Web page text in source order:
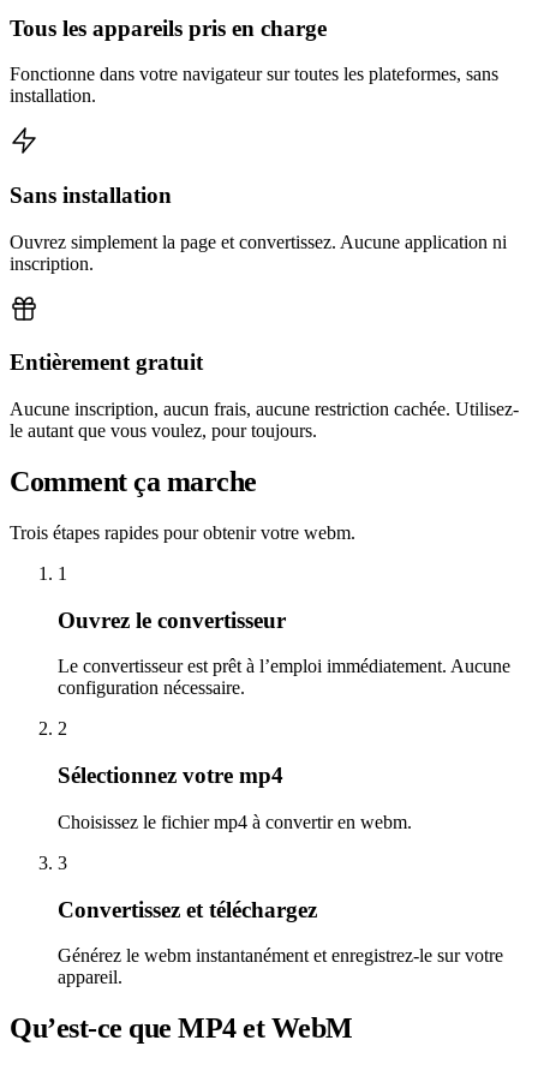
Tous les appareils pris en charge
Fonctionne dans votre navigateur sur toutes les plateformes, sans
installation.
Sans installation
Ouvrez simplement la page et convertissez. Aucune application ni
inscription.
Entièrement gratuit
Aucune inscription, aucun frais, aucune restriction cachée. Utilisez-
le autant que vous voulez, pour toujours.
Comment ça marche
Trois étapes rapides pour obtenir votre webm.
1
Ouvrez le convertisseur
Le convertisseur est prêt à l’emploi immédiatement. Aucune
configuration nécessaire.
2
Sélectionnez votre mp4
Choisissez le fichier mp4 à convertir en webm.
3
Convertissez et téléchargez
Générez le webm instantanément et enregistrez-le sur votre
appareil.
Qu’est-ce que MP4 et WebM